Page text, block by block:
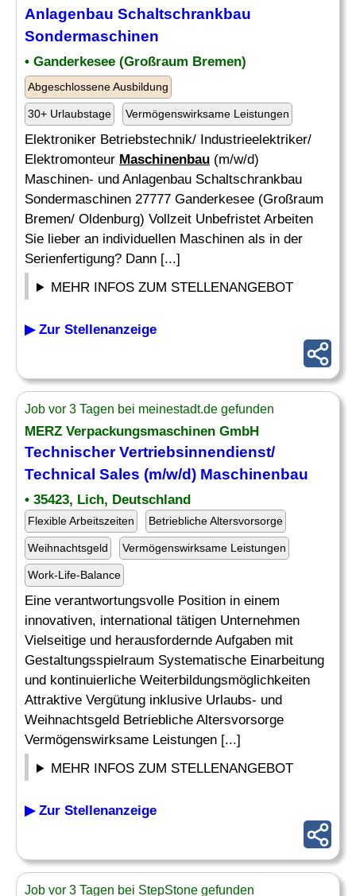
Anlagenbau Schaltschrankbau
Sondermaschinen
• Ganderkesee (Großraum Bremen)
Abgeschlossene Ausbildung
30+ Urlaubstage Vermögenswirksame Leistungen
Elektroniker Betriebstechnik/ Industrieelektriker/
Elektromonteur Maschinenbau (m/w/d)
Maschinen- und Anlagenbau Schaltschrankbau
Sondermaschinen 27777 Ganderkesee (Großraum
Bremen/ Oldenburg) Vollzeit Unbefristet Arbeiten
Sie lieber an individuellen Maschinen als in der
Serienfertigung? Dann [...]
MEHR INFOS ZUM STELLENANGEBOT
▶ Zur Stellenanzeige
Job vor 3 Tagen bei meinestadt.de gefunden
MERZ Verpackungsmaschinen GmbH
Technischer Vertriebsinnendienst/
Technical Sales (m/w/d) Maschinenbau
• 35423, Lich, Deutschland
Flexible Arbeitszeiten Betriebliche Altersvorsorge
Weihnachtsgeld Vermögenswirksame Leistungen
Work-Life-Balance
Eine verantwortungsvolle Position in einem
innovativen, international tätigen Unternehmen
Vielseitige und herausfordernde Aufgaben mit
Gestaltungsspielraum Systematische Einarbeitung
und kontinuierliche Weiterbildungsmöglichkeiten
Attraktive Vergütung inklusive Urlaubs- und
Weihnachtsgeld Betriebliche Altersvorsorge
Vermögenswirksame Leistungen [...]
MEHR INFOS ZUM STELLENANGEBOT
▶ Zur Stellenanzeige
Job vor 3 Tagen bei StepStone gefunden